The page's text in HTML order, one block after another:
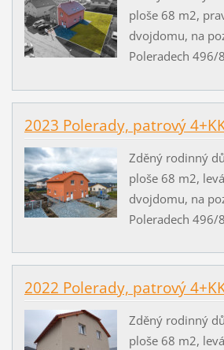
ploše 68 m2,
dvojdomu, na
Poleradech 496/
2023 Polerady, patrový
Zděný rodinný
ploše 68 m2,
dvojdomu, na
Poleradech 496/
2022 Polerady, patrový
Zděný rodinný
ploše 68 m2,